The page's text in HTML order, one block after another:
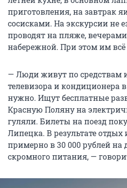
приготовления, на завтрак
сосисками. На экскурсии не
проводят на пляже,
набережной. При этом им всё
— Люди живут по средствам
телевизора и кондиционера
нужно. Ищут бесплатные
Красную Поляну на
гуляли. Билеты на поезд
Липецка. В результате
примерно в 30 000 рублей на
скромного питания, —